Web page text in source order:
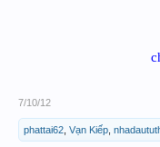
7/10/12
phattai62 Vạn Kiếp